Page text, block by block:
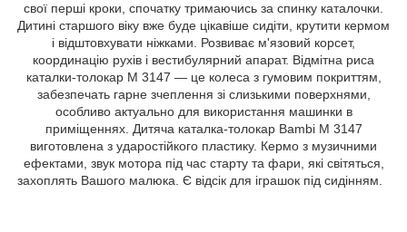
свої перші кроки, спочатку тримаючись за спинку каталочки.
Дитині старшого віку вже буде цікавіше сидіти, крутити кермом
і відштовхувати ніжками. Розвиває м'язовий корсет,
координацію рухів і вестибулярний апарат. Відмітна риса
каталки-толокар М 3147 — це колеса з гумовим покриттям,
забезпечать гарне зчеплення зі слизькими поверхнями,
особливо актуально для використання машинки в
приміщеннях. Дитяча каталка-толокар Bambi M 3147
виготовлена з ударостійкого пластику. Кермо з музичними
ефектами, звук мотора під час старту та фари, які світяться,
захоплять Вашого малюка. Є відсік для іграшок під сидінням.